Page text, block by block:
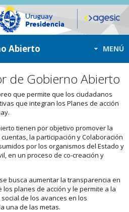
Abierto MENÚ
de Gobierno Abierto
que permite que los ciudadanos
que integran los Planes de acción
tienen por objetivo promover la
la participación y Colaboración
por los organismos del Estado y
en un proceso de co-creación y
busca aumentar la transparencia en
planes de acción y le permite a la
de los avances en los
una de las metas.